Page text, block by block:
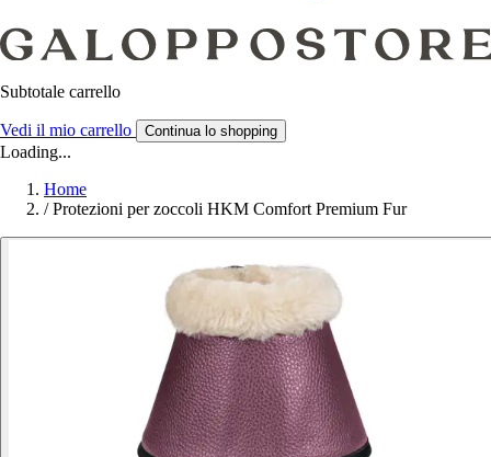
Subtotale carrello
Vedi il mio carrello Continua lo shopping
Loading...
Home
/ Protezioni per zoccoli HKM Comfort Premium Fur